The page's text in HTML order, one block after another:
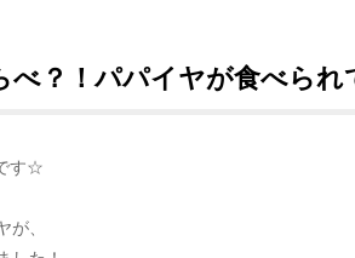
？！パパイヤが食べられ
す☆
が、